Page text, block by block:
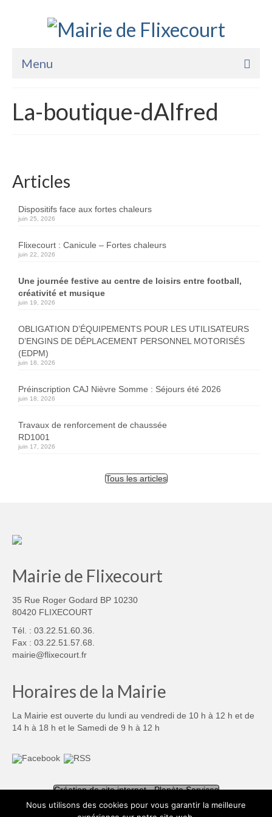
Menu
La Mairie
Sports Loisirs et Culture
La-boutique-dAlfred
Articles
Dispositifs face aux fortes chaleurs
juin 25, 2026
Flixecourt : Canicule – Fortes chaleurs
juin 22, 2026
Une journée festive au centre de loisirs entre football,
créativité et musique
juin 19, 2026
OBLIGATION D’ÉQUIPEMENTS POUR LES UTILISATEURS
D’ENGINS DE DÉPLACEMENT PERSONNEL MOTORISÉS
(EDPM)
juin 18, 2026
Préinscription CAJ Nièvre Somme : Séjours été 2026
juin 18, 2026
Travaux de renforcement de chaussée
RD1001
juin 17, 2026
Tous les articles
Mairie de Flixecourt
35 Rue Roger Godard BP 10230
80420 FLIXECOURT
Tél. : 03.22.51.60.36.
Fax : 03.22.51.57.68.
mairie@flixecourt.fr
Horaires de la Mairie
La Mairie est ouverte du lundi au vendredi de 10 h à 12 h et de
14 h à 18 h et le Samedi de 9 h à 12 h
Création de site internet - Planète Services
Nous utilisons des cookies pour vous garantir la meilleure